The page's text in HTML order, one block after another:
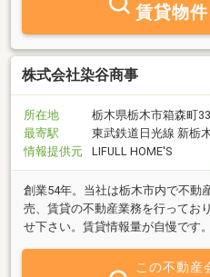
賃貸物
株式会社染谷商事
所在地
栃木県栃木市箱森町
最寄駅
東武鉄道日光線 新栃
情報提供元
LIFULL HOME'S
創業54年。当社は栃木市内で不動
売、賃貸の不動産業務を行ってお
せ下さい。賃貸情報量が自慢です。
この不動産